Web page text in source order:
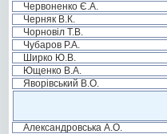
Червоненко Є.А.
Черняк В.К.
Чорновіл Т.В.
Чубаров Р.А.
Ширко Ю.В.
Ющенко В.А.
Яворівський В.О.
Александровська А.О.